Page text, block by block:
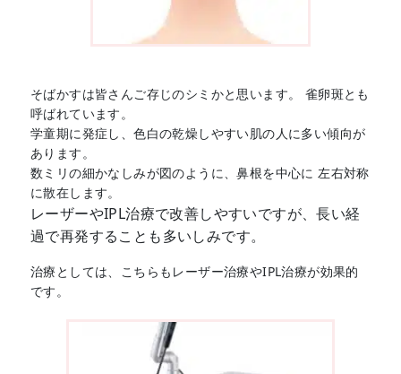
そばかすは皆さんご存じのシミかと思います。 雀卵斑とも
呼ばれています。
学童期に発症し、色白の乾燥しやすい肌の人に多い傾向が
あります。
数ミリの細かなしみが図のように、鼻根を中心に 左右対称
に散在します。
レーザーやIPL治療で改善しやすいですが、長い経
過で再発することも多いしみです。
治療としては、こちらもレーザー治療やIPL治療が効果的
です。